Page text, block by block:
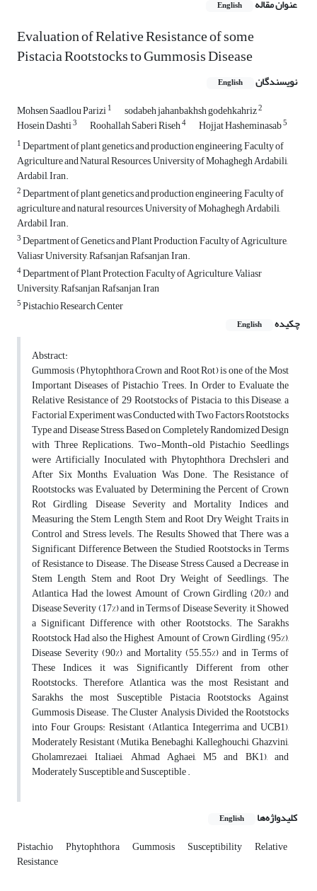
عنوان مقاله English
Evaluation of Relative Resistance of some
Pistacia Rootstocks to Gummosis Disease
نویسندگان English
Mohsen Saadlou Parizi1 sodabeh jahanbakhsh godehkahriz2
Hosein Dashti3 Roohallah Saberi Riseh4 Hojjat Hasheminasab5
1Department of plant genetics and production engineering, Faculty of
Agriculture and Natural Resources, University of Mohaghegh Ardabili,
Ardabil, Iran.
2Department of plant genetics and production engineering, Faculty of
agriculture and natural resources, University of Mohaghegh Ardabili,
Ardabil, Iran.
3Department of Genetics and Plant Production, Faculty of Agriculture,
Valiasr University, Rafsanjan, Rafsanjan, Iran.
4Department of Plant Protection, Faculty of Agriculture, Valiasr
University, Rafsanjan, Rafsanjan, Iran
5Pistachio Research Center
چکیده
English
Abstract:
Gummosis (Phytophthora Crown and Root Rot) is one of the Most
Important Diseases of Pistachio Trees. In Order to Evaluate the
Relative Resistance of 29 Rootstocks of Pistacia to this Disease, a
Factorial Experiment was Conducted with Two Factors Rootstocks
Type and Disease Stress, Based on Completely Randomized Design
with Three Replications. Two-Month-old Pistachio Seedlings
were Artificially Inoculated with Phytophthora Drechsleri and
After Six Months, Evaluation Was Done. The Resistance of
Rootstocks was Evaluated by Determining the Percent of Crown
Rot Girdling, Disease Severity and Mortality Indices and
Measuring the Stem Length, Stem and Root Dry Weight Traits in
Control and Stress levels. The Results Showed that There was a
Significant Difference Between the Studied Rootstocks in Terms
of Resistance to Disease. The Disease Stress Caused a Decrease in
Stem Length, Stem and Root Dry Weight of Seedlings. The
Atlantica Had the lowest Amount of Crown Girdling (20%) and
Disease Severity (17%) and in Terms of Disease Severity, it Showed
a Significant Difference with other Rootstocks. The Sarakhs
Rootstock Had also the Highest Amount of Crown Girdling (95%),
Disease Severity (90%) and Mortality (55.55%) and in Terms of
These Indices, it was Significantly Different from other
Rootstocks. Therefore, Atlantica was the most Resistant and
Sarakhs the most Susceptible Pistacia Rootstocks Against
Gummosis Disease. The Cluster Analysis Divided the Rootstocks
into Four Groups: Resistant (Atlantica, Integerrima and UCB1),
Moderately Resistant (Mutika, Benebaghi, Kalleghouchi, Ghazvini,
Gholamrezaei, Italiaei, Ahmad Aghaei, M5 and BK1), and
Moderately Susceptible and Susceptible .
کلیدواژه‌ها English
Pistachio Phytophthora Gummosis Susceptibility Relative
Resistance